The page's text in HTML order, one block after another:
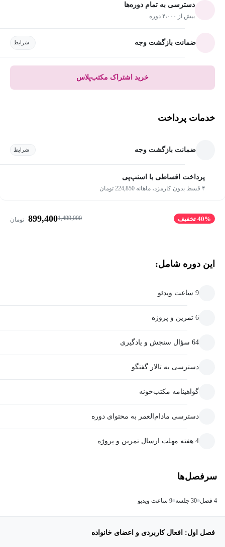
دسترسی به تمام دوره‌ها
بیش از ۴،۰۰۰ دوره
ضمانت بازگشت وجه شرایط
خرید اشتراک مکتب‌پلاس
خدمات پرداخت
ضمانت بازگشت وجه شرایط
پرداخت اقساطی با اسنپ‌پی
۴ قسط بدون کارمزد، ماهانه 224,850 تومان
40% تخفیف 1,499,000
899,400 تومان
این دوره شامل:
9 ساعت ویدئو
6 تمرین و پروژه
64 سؤال سنجش و یادگیری
دسترسی به تالار گفتگو
گواهینامه مکتب‌خونه
دسترسی مادام‌العمر به محتوای دوره
4 هفته مهلت ارسال تمرین و پروژه
سرفصل‌ها
4 فصل 30 جلسه 9 ساعت ویدیو
فصل اول: افعال کاربردی و اعضای خانواده